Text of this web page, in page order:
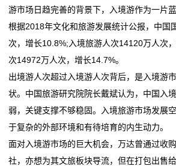
游市场日趋完善的背景下，入境游作为一片
根据2018年文化和旅游发展统计公报，中国
次，增长10.8%;入境旅游人次14120万人次
次14972万人次，增长14.7%。
出境游人次超过入境游人次背后，是入境游
状。中国旅游研究院院长戴斌认为，中国入
弱，关键支撑不够稳固。入境旅游市场发展
于复杂的外部环境和有待培育的内生动力。
面对入境游市场的巨大机会，万达曾通过收
社，亦想为其文旅板块导流，但在打包出售